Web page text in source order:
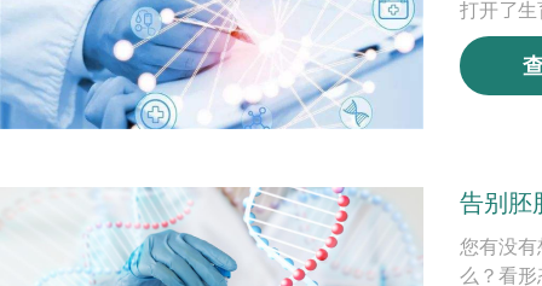
打开了生
告别胚
您有没有
么？看